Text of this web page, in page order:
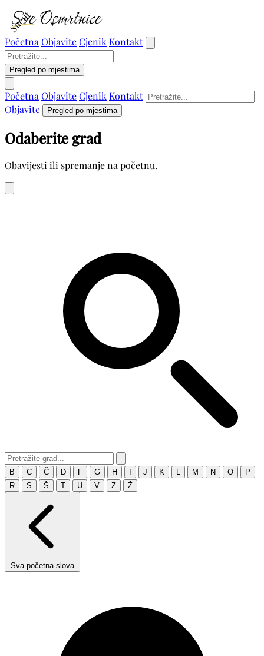
Početna ObjaviteCjenik Kontakt
Pregled po mjestima
Početna ObjaviteCjenik Kontakt
Objavite
Pregled po mjestima
Odaberite grad
Obavijesti ili spremanje na početnu.
B C Č D F G H J K M N O
P
R
S Š T U V Z Ž
Sva početna slova
Sućut